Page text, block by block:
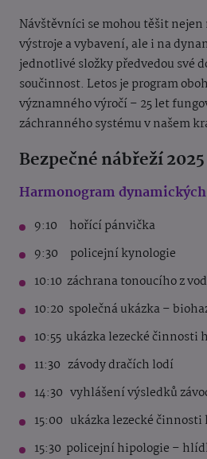
Návštěvníci se mohou těšit
výstroje a vybavení, ale i na
jednotlivé složky předvedou své
součinnost. Letos je program
významného výročí – 25 let
záchranného systému v našem
Bezpečné nábřeží 2025
Harmonogram
9:10 hořící pánvička
9:30 policejní kynologie
10:10 záchrana tonoucího z
10:20 společná ukázka –
10:55 ukázka lezecké činnosti
11:30 závody dračích lodí
14:30 vyhlášení výsledků
15:00 ukázka lezecké činnosti
15:30 policejní hipologie –